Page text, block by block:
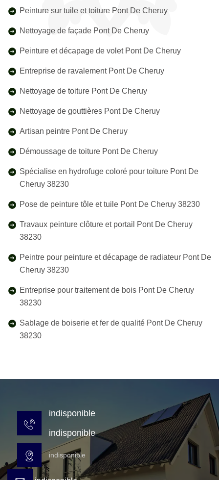
Peinture sur tuile et toiture Pont De Cheruy
Nettoyage de façade Pont De Cheruy
Peinture et décapage de volet Pont De Cheruy
Entreprise de ravalement Pont De Cheruy
Nettoyage de toiture Pont De Cheruy
Nettoyage de gouttières Pont De Cheruy
Artisan peintre Pont De Cheruy
Démoussage de toiture Pont De Cheruy
Spécialise en hydrofuge coloré pour toiture Pont De
Cheruy 38230
Pose de peinture tôle et tuile Pont De Cheruy 38230
Travaux peinture clôture et portail Pont De Cheruy
38230
Peintre pour peinture et décapage de radiateur Pont De
Cheruy 38230
Entreprise pour traitement de bois Pont De Cheruy
38230
Sablage de boiserie et fer de qualité Pont De Cheruy
38230
indisponible
indisponible
indisponible